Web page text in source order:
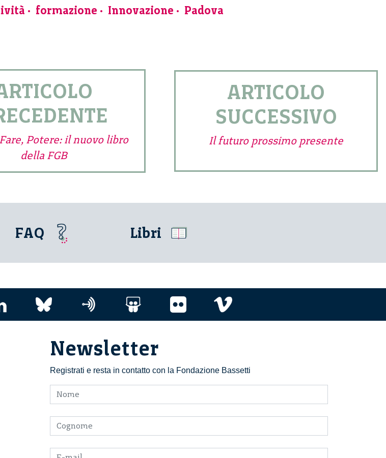
formazione Innovazione Padova
Potere: il nuovo libro
della FGB
ARTICOLO
SUCCESSIVO
Il futuro prossimo presente
FAQ Libri
Newsletter
Registrati e resta in contatto con la Fondazione Bassetti